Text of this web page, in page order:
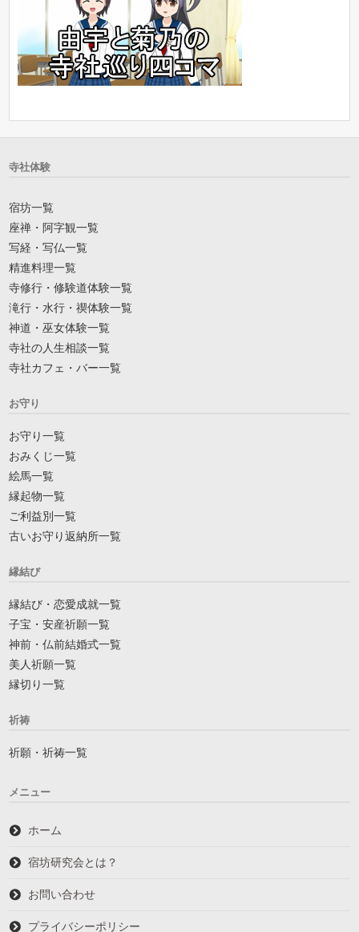
寺社体験
宿坊一覧
座禅・阿字観一覧
写経・写仏一覧
精進料理一覧
寺修行・修験道体験一覧
滝行・水行・禊体験一覧
神道・巫女体験一覧
寺社の人生相談一覧
寺社カフェ・バー一覧
お守り
お守り一覧
おみくじ一覧
絵馬一覧
縁起物一覧
ご利益別一覧
古いお守り返納所一覧
縁結び
縁結び・恋愛成就一覧
子宝・安産祈願一覧
神前・仏前結婚式一覧
美人祈願一覧
縁切り一覧
祈祷
祈願・祈祷一覧
メニュー
ホーム
宿坊研究会とは？
お問い合わせ
プライバシーポリシー